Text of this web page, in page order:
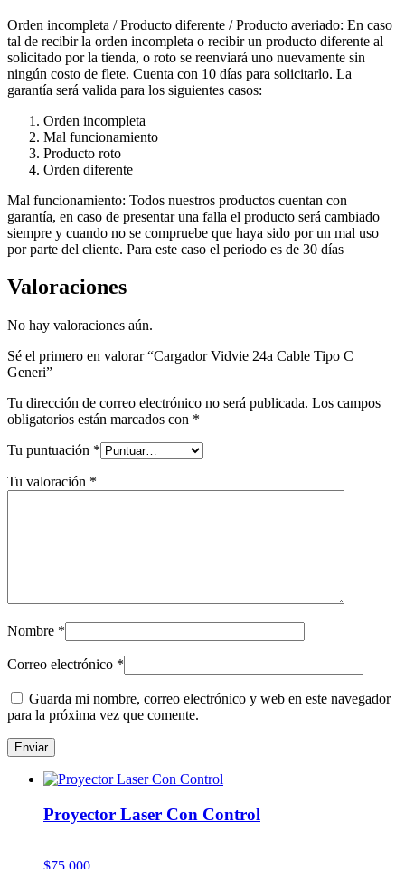
Orden incompleta / Producto diferente / Producto averiado: En caso
tal de recibir la orden incompleta o recibir un producto diferente al
solicitado por la tienda, o roto se reenviará uno nuevamente sin
ningún costo de flete. Cuenta con 10 días para solicitarlo. La
garantía será valida para los siguientes casos:
Orden incompleta
Mal funcionamiento
Producto roto
Orden diferente
Mal funcionamiento: Todos nuestros productos cuentan con
garantía, en caso de presentar una falla el producto será cambiado
siempre y cuando no se compruebe que haya sido por un mal uso
por parte del cliente. Para este caso el periodo es de 30 días
Valoraciones
No hay valoraciones aún.
Sé el primero en valorar “Cargador Vidvie 24a Cable Tipo C
Generi”
Tu dirección de correo electrónico no será publicada. Los campos
obligatorios están marcados con *
Tu puntuación *
Tu valoración *
Nombre *
Correo electrónico *
Guarda mi nombre, correo electrónico y web en este navegador
para la próxima vez que comente.
Proyector Laser Con Control
$75.000